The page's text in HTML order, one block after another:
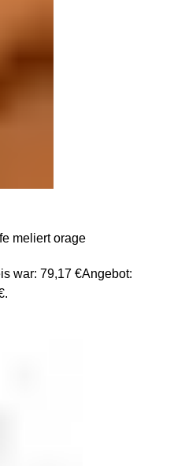
meliert orage
war: 79,17 €Angebot: